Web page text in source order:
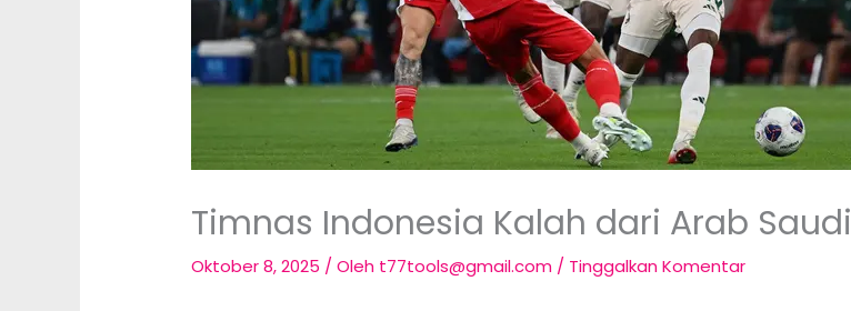
Timnas Indonesia Kalah dari Arab Saudi
Oktober 8, 2025 / Oleh t77tools@gmail.com / Tinggalkan Komentar